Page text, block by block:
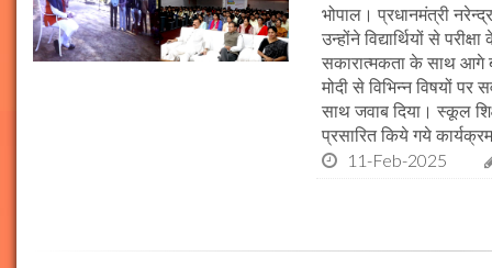
भोपाल। प्रधानमंत्री नरेन्द्र
उन्होंने विद्यार्थियों से
सकारात्मकता के साथ आगे
मोदी से विभिन्न विषयों
साथ जवाब दिया। स्कूल
प्रसारित किये गये
11-Feb-2025